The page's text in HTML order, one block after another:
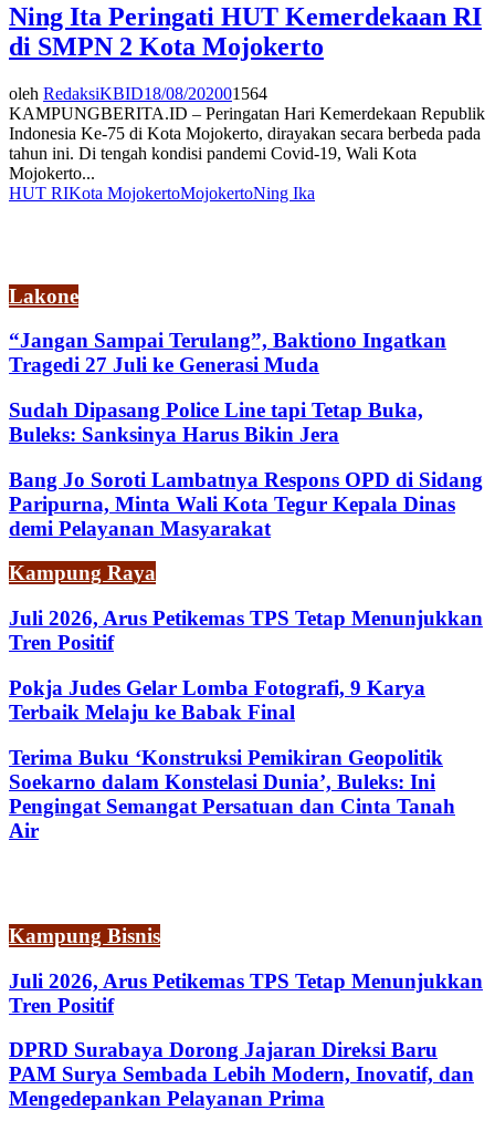
Ning Ita Peringati HUT Kemerdekaan RI
di SMPN 2 Kota Mojokerto
oleh RedaksiKBID18/08/202001564
KAMPUNGBERITA.ID – Peringatan Hari Kemerdekaan Republik
Indonesia Ke-75 di Kota Mojokerto, dirayakan secara berbeda pada
tahun ini. Di tengah kondisi pandemi Covid-19, Wali Kota
Mojokerto...
HUT RIKota MojokertoMojokertoNing Ika
Lakone
“Jangan Sampai Terulang”, Baktiono Ingatkan
Tragedi 27 Juli ke Generasi Muda
Sudah Dipasang Police Line tapi Tetap Buka,
Buleks: Sanksinya Harus Bikin Jera
Bang Jo Soroti Lambatnya Respons OPD di Sidang
Paripurna, Minta Wali Kota Tegur Kepala Dinas
demi Pelayanan Masyarakat
Kampung Raya
Juli 2026, Arus Petikemas TPS Tetap Menunjukkan
Tren Positif
Pokja Judes Gelar Lomba Fotografi, 9 Karya
Terbaik Melaju ke Babak Final
Terima Buku ‘Konstruksi Pemikiran Geopolitik
Soekarno dalam Konstelasi Dunia’, Buleks: Ini
Pengingat Semangat Persatuan dan Cinta Tanah
Air
Kampung Bisnis
Juli 2026, Arus Petikemas TPS Tetap Menunjukkan
Tren Positif
DPRD Surabaya Dorong Jajaran Direksi Baru
PAM Surya Sembada Lebih Modern, Inovatif, dan
Mengedepankan Pelayanan Prima